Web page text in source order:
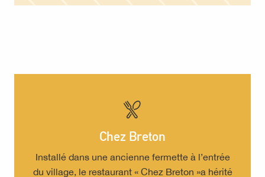
Chez Breton
Installé dans une ancienne fermette à l’entrée
du village, le restaurant « Chez Breton »a hérité